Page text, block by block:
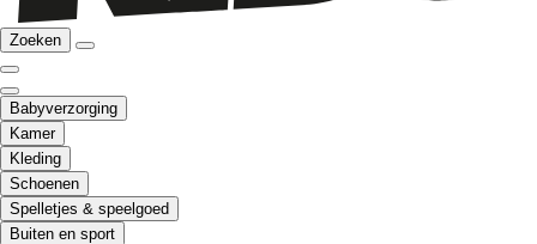
Zoeken
Babyverzorging
Kamer
Kleding
Schoenen
Spelletjes & speelgoed
Buiten en sport